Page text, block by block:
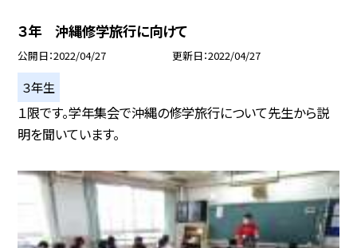
３年 沖縄修学旅行に向けて
公開日 2022/04/27 更新日 2022/04/27
３年生
１限です。学年集会で沖縄の修学旅行について先生から説
明を聞いています。